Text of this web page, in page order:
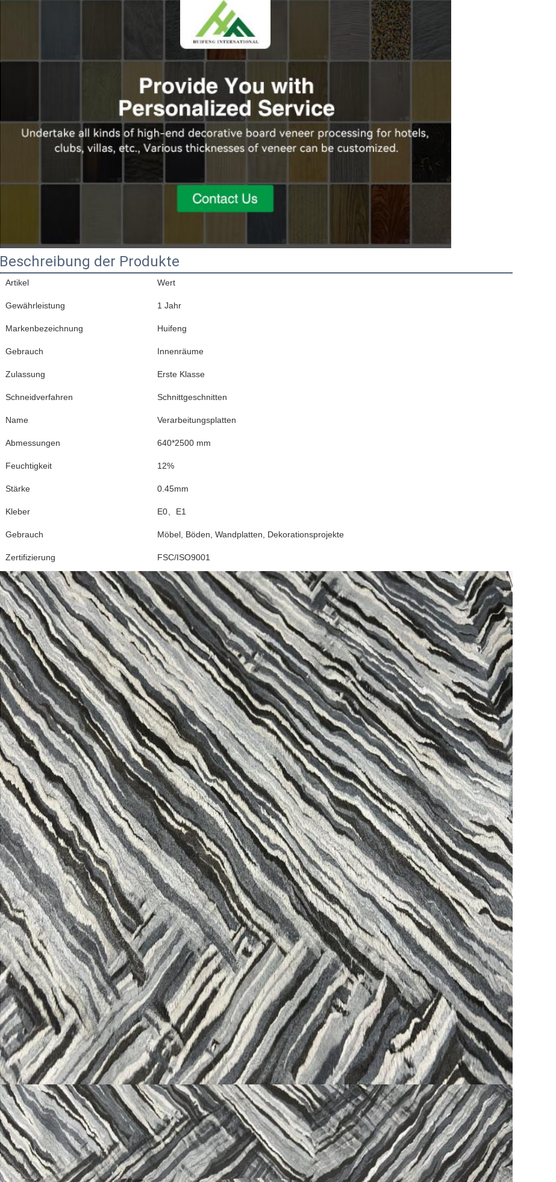
Beschreibung der Produkte
Artikel Wert
Gewährleistung 1 Jahr
Markenbezeichnung Huifeng
Gebrauch Innenräume
Zulassung Erste Klasse
Schneidverfahren Schnittgeschnitten
Name Verarbeitungsplatten
Abmessungen 640*2500 mm
Feuchtigkeit 12%
Stärke 0.45mm
Kleber E0、E1
Gebrauch Möbel, Böden, Wandplatten, Dekorationsprojekte
Zertifizierung FSC/ISO9001